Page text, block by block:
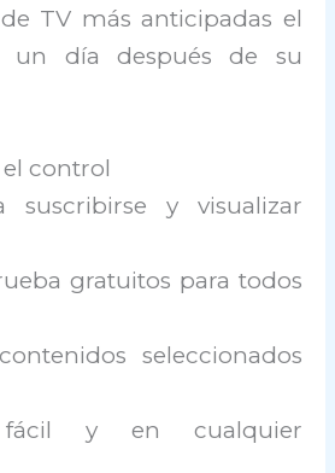
TV más anticipadas el
día después de su
control
suscribirse y visualizar
gratuitos para todos
seleccionados
fácil y en cualquier